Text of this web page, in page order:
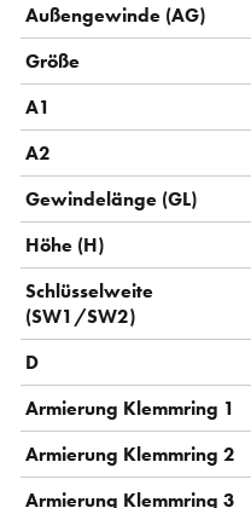
Außengewinde (AG)
Größe
A1
A2
Gewindelänge (GL)
Höhe (H)
Schlüsselweite
(SW1/SW2)
D
Armierung Klemmring 1
Armierung Klemmring 2
Armierung Klemmring 3